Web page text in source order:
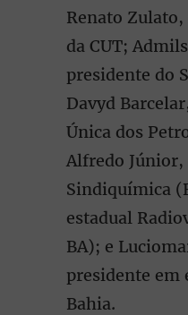
Renato
da CUT;
presidente do
Davyd
Única dos
Alfredo
Sindiquímica
estadual
BA); e
presidente em
Bahia.